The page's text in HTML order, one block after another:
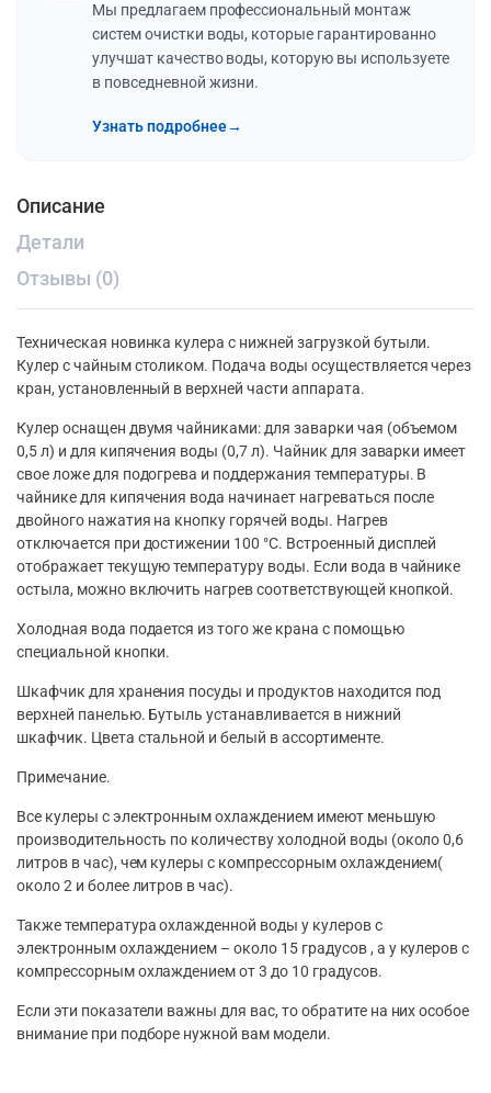
Мы предлагаем профессиональный монтаж
систем очистки воды, которые гарантированно
улучшат качество воды, которую вы используете
в повседневной жизни.
Узнать подробнее→
Описание
Детали
Отзывы (0)
Техническая новинка кулера с нижней загрузкой бутыли.
Кулер с чайным столиком. Подача воды осуществляется через
кран, установленный в верхней части аппарата.
Кулер оснащен двумя чайниками: для заварки чая (объемом
0,5 л) и для кипячения воды (0,7 л). Чайник для заварки имеет
свое ложе для подогрева и поддержания температуры. В
чайнике для кипячения вода начинает нагреваться после
двойного нажатия на кнопку горячей воды. Нагрев
отключается при достижении 100 °С. Встроенный дисплей
отображает текущую температуру воды. Если вода в чайнике
остыла, можно включить нагрев соответствующей кнопкой.
Холодная вода подается из того же крана с помощью
специальной кнопки.
Шкафчик для хранения посуды и продуктов находится под
верхней панелью. Бутыль устанавливается в нижний
шкафчик. Цвета стальной и белый в ассортименте.
Примечание.
Все кулеры с электронным охлаждением имеют меньшую
производительность по количеству холодной воды (около 0,6
литров в час), чем кулеры с компрессорным охлаждением(
около 2 и более литров в час).
Также температура охлажденной воды у кулеров с
электронным охлаждением – около 15 градусов , а у кулеров с
компрессорным охлаждением от 3 до 10 градусов.
Если эти показатели важны для вас, то обратите на них особое
внимание при подборе нужной вам модели.